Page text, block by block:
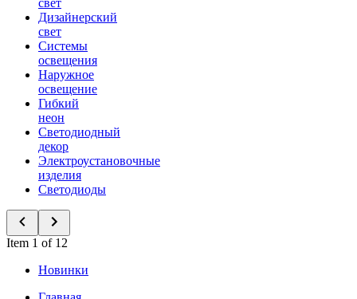
свет
Дизайнерский
свет
Системы
освещения
Наружное
освещение
Гибкий
неон
Светодиодный
декор
Электроустановочные
изделия
Светодиоды
Item 1 of 12
Новинки